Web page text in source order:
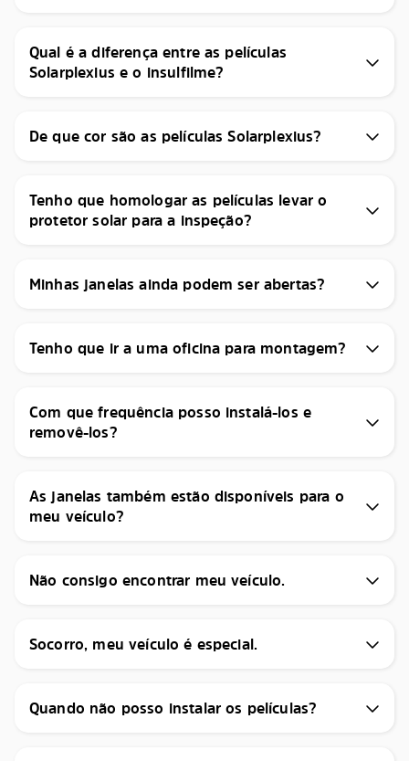
Qual é a diferença entre as películas
Solarplexius e o insulfilme?
De que cor são as películas Solarplexius?
Tenho que homologar as películas levar o
protetor solar para a inspeção?
Minhas janelas ainda podem ser abertas?
Tenho que ir a uma oficina para montagem?
Com que frequência posso instalá-los e
removê-los?
As janelas também estão disponíveis para o
meu veículo?
Não consigo encontrar meu veículo.
Socorro, meu veículo é especial.
Quando não posso instalar os películas?